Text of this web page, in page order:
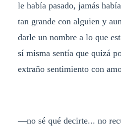
le había pasado, jamás
tan grande con alguien y
darle un nombre a lo que
sí misma sentía que quizá
extraño sentimiento con
—no sé qué decirte... no